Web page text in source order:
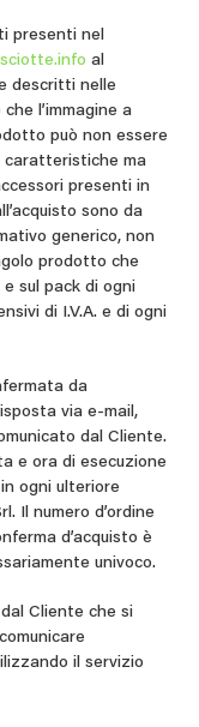
presenti nel
al
descritti nelle
l’immagine a
può non essere
ma
presenti in
sono da
generico, non
prodotto che
sul pack di ogni
di I.V.A. e di ogni
da
via e-mail,
dal Cliente.
e ora di esecuzione
ogni ulteriore
Il numero d’ordine
d’acquisto è
univoco.
Cliente che si
il servizio